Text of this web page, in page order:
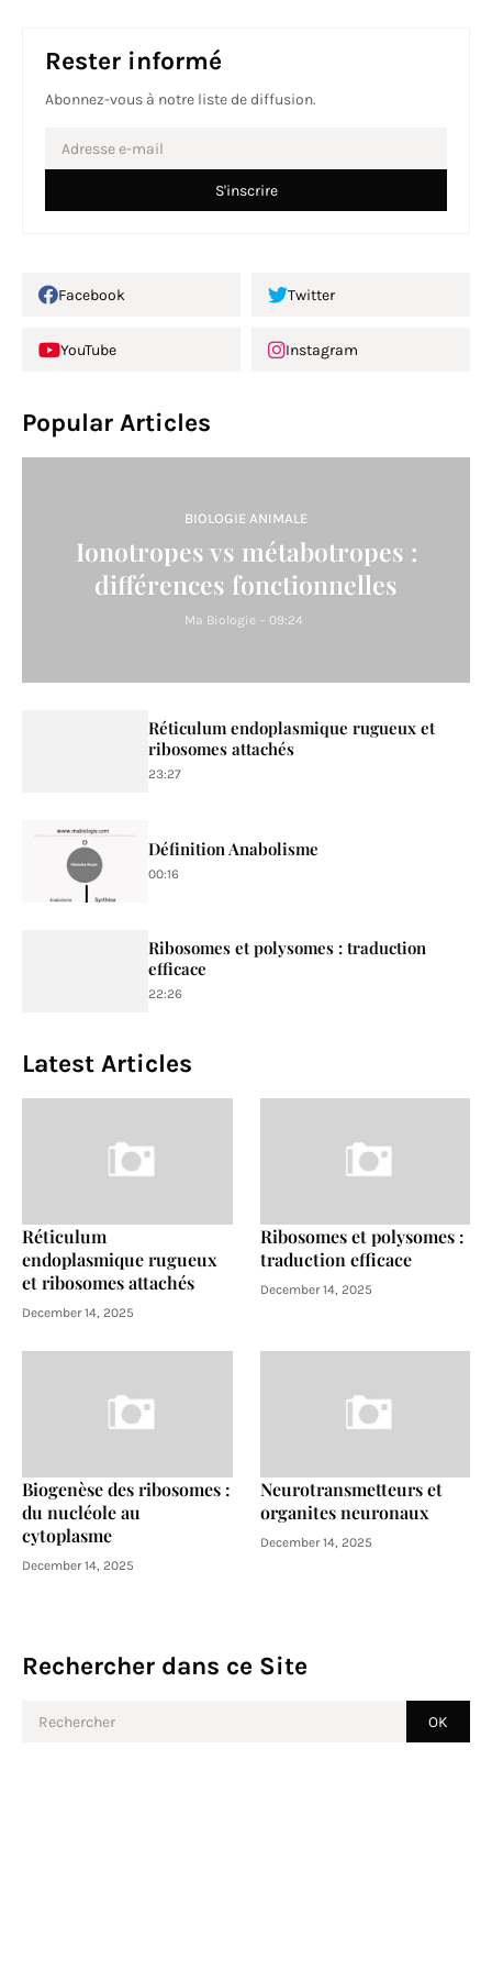
Rester informé
Abonnez-vous à notre liste de diffusion.
Facebook Twitter
YouTube Instagram
Popular Articles
BIOLOGIE ANIMALE
Ionotropes vs métabotropes :
différences fonctionnelles
Ma Biologie - 09:24
Réticulum endoplasmique rugueux et
ribosomes attachés
23:27
Définition Anabolisme
00:16
Ribosomes et polysomes : traduction
efficace
22:26
Latest Articles
Réticulum
endoplasmique rugueux
et ribosomes attachés
December 14, 2025
Ribosomes et polysomes :
traduction efficace
December 14, 2025
Biogenèse des ribosomes :
du nucléole au
cytoplasme
December 14, 2025
Neurotransmetteurs et
organites neuronaux
December 14, 2025
Rechercher dans ce Site